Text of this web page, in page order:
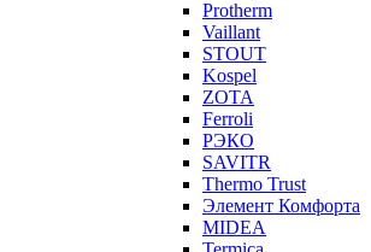
Protherm
Vaillant
STOUT
Kospel
ZOTA
Ferroli
РЭКО
SAVITR
Thermo Trust
Элемент Комфорта
MIDEA